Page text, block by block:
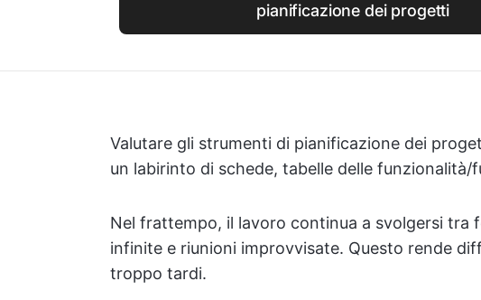
pianificazione dei progetti
Valutare gli strumenti di pianificazione dei
un labirinto di schede, tabelle delle
Nel frattempo, il lavoro continua a svolgersi tra
infinite e riunioni improvvisate. Questo rende
troppo tardi.